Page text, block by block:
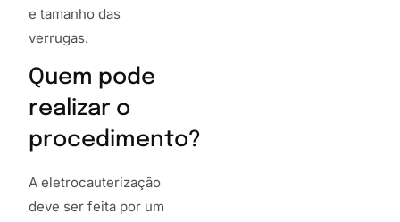
e tamanho das
verrugas.
Quem pode
realizar o
procedimento?
A eletrocauterização
deve ser feita por um